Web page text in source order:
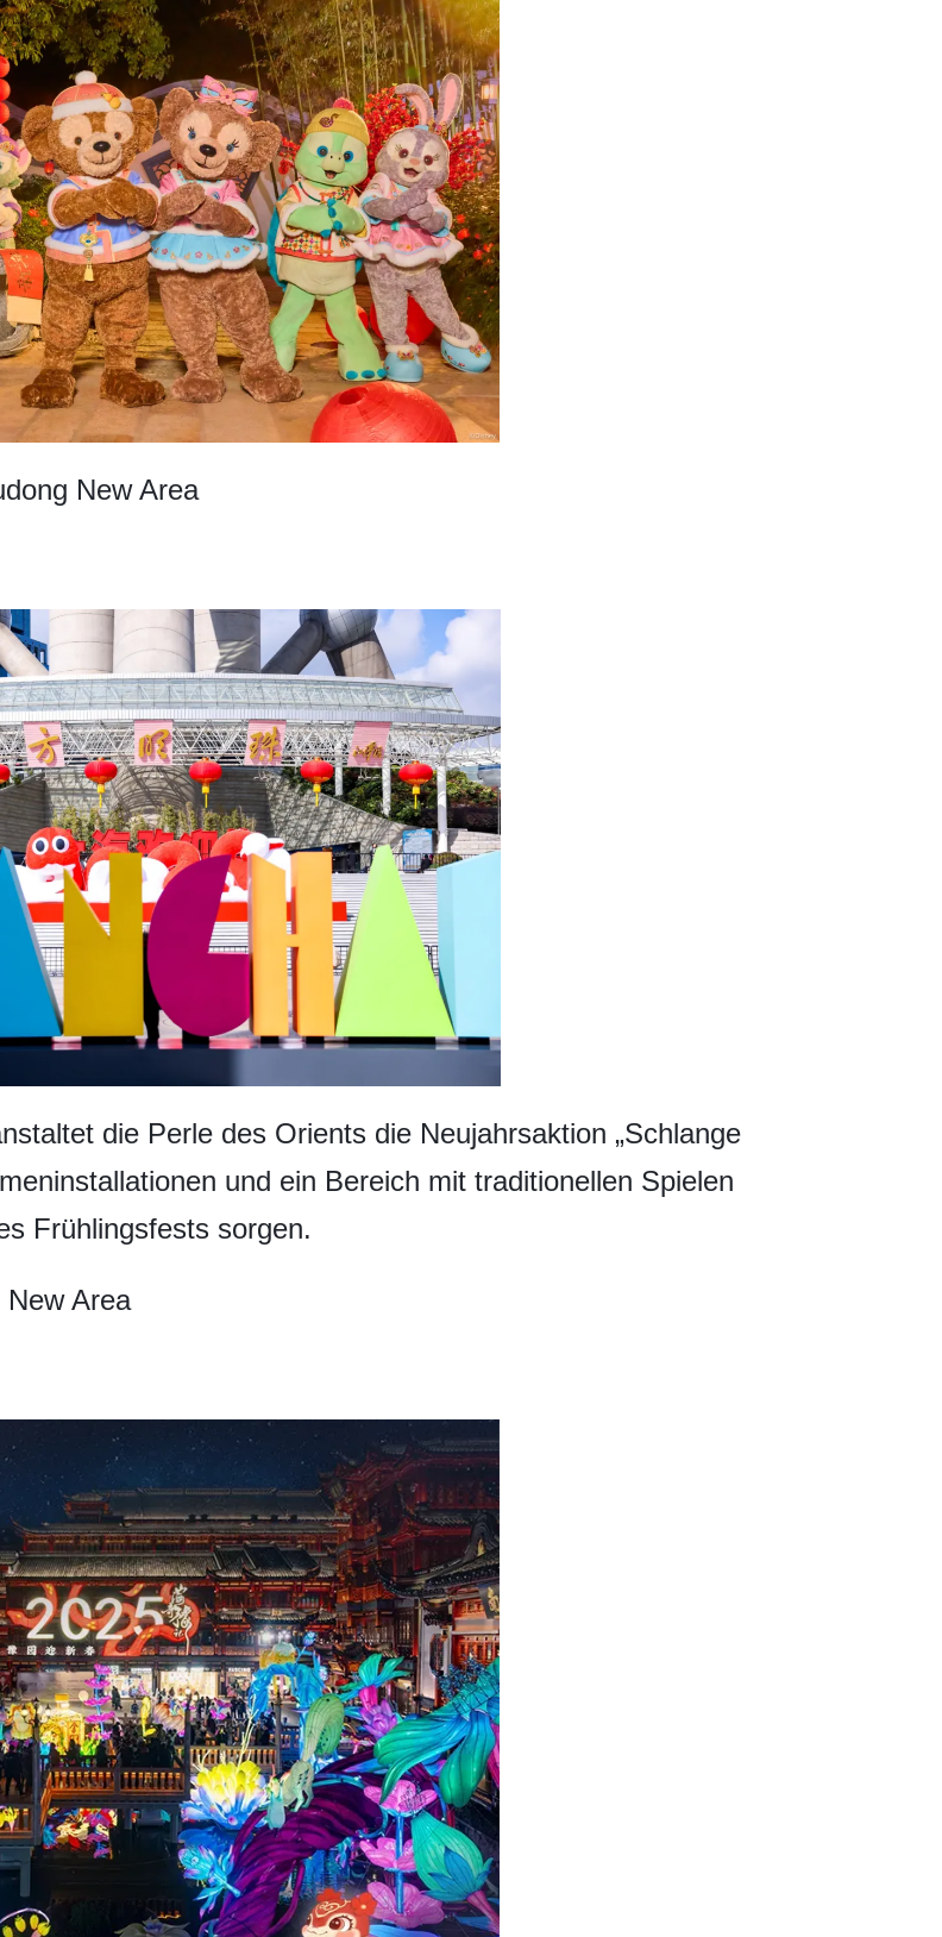
New Area
die Perle des Orients die Neujahrsaktion „Schlange
und ein Bereich mit traditionellen Spielen
Frühlingsfests sorgen.
Area